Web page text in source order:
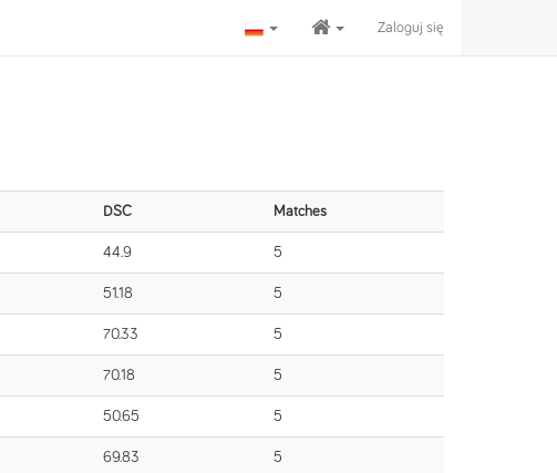
Zaloguj się
DSC Matches
44.9 5
51.18 5
70.33 5
70.18 5
50.65 5
69.83 5